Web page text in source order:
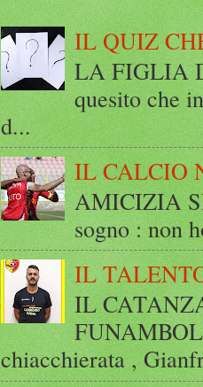
IL QUIZ
LA FIGLIA
quesito che
d...
IL CALCIO
AMICIZIA
sogno : non
IL
IL
chiacchierata ,